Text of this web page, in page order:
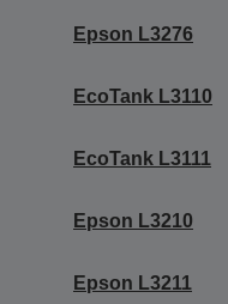
Epson L3276
EcoTank L3110
EcoTank L3111
Epson L3210
Epson L3211